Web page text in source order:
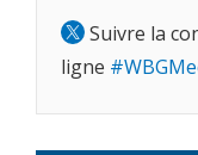
les principaux
la couverture
d'y remédier.
Suivre la
ligne